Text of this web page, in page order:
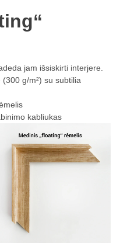
jam išsiskirti interjere.
g/m²) su subtilia
kabliukas